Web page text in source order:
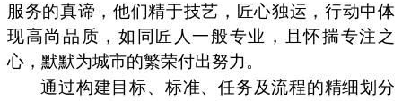
服务的真谛，他们精于技艺，匠心独运，行动中体
现高尚品质，如同匠人一般专业，且怀揣专注之
心，默默为城市的繁荣付出努力。
通过构建目标、标准、任务及流程的精细划分